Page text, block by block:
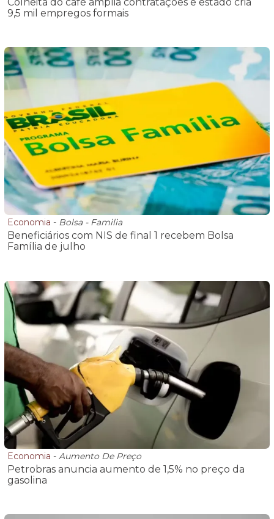
9,5 mil empregos formais
Economia - Bolsa - Familia
Beneficiários com NIS de final 1 recebem Bolsa
Família de julho
Economia - Aumento De Preço
Petrobras anuncia aumento de 1,5% no preço da
gasolina